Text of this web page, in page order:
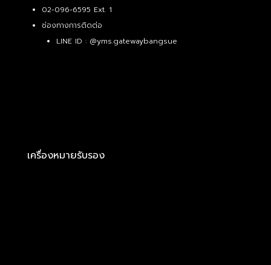
02-096-6595 Ext. 1
ช่องทางการติดต่อ
LINE ID : @yms.gatewaybangsue
เครื่องหมายรับรอง